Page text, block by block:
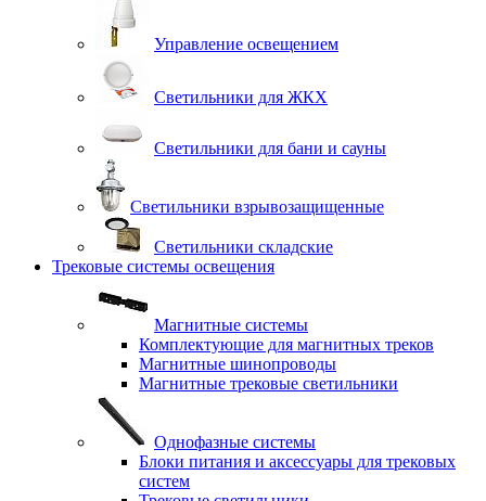
Управление освещением
Светильники для ЖКХ
Светильники для бани и сауны
Светильники взрывозащищенные
Светильники складские
Трековые системы освещения
Магнитные системы
Комплектующие для магнитных треков
Магнитные шинопроводы
Магнитные трековые светильники
Однофазные системы
Блоки питания и аксессуары для трековых
систем